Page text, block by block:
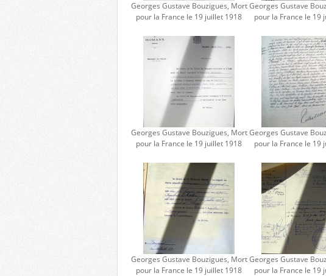
Georges Gustave Bouzigues, Mort
pour la France le 19 juillet 1918
Georges Gustave
pour la France le 19
Georges Gustave Bouzigues, Mort
pour la France le 19 juillet 1918
Georges Gustave
pour la France le 19
Georges Gustave Bouzigues, Mort
pour la France le 19 juillet 1918
Georges Gustave
pour la France le 19